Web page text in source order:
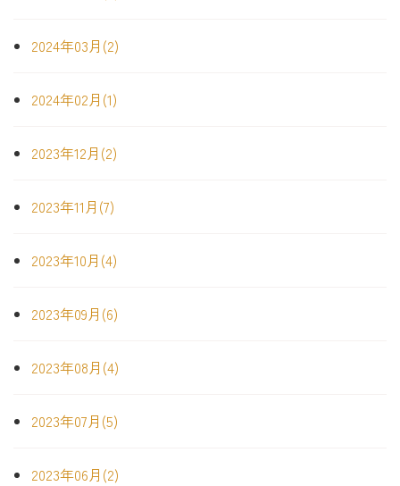
2024年03月(2)
2024年02月(1)
2023年12月(2)
2023年11月(7)
2023年10月(4)
2023年09月(6)
2023年08月(4)
2023年07月(5)
2023年06月(2)